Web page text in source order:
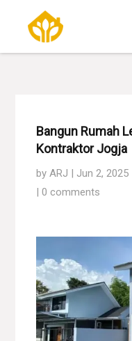
Bangun Rumah
Kontraktor Jogja
by ARJ | Jun 2, 2025
|0 comments